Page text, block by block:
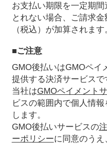
お支払い期限を一定期
とれない場合、ご請求
（税込）が加算されま
■ご注意
GMO後払いはGMOペイ
提供する決済サービスで
当社はGMOペイメント
ビスの範囲内で個人情
します。
GMO後払いサービスの
ーポリシーに同意のう